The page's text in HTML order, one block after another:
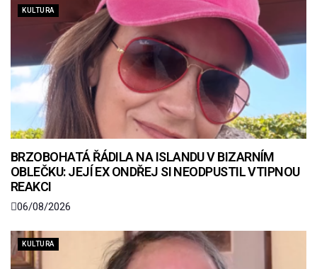
KULTURA
BRZOBOHATÁ ŘÁDILA NA ISLANDU V BIZARNÍM
OBLEČKU: JEJÍ EX ONDŘEJ SI NEODPUSTIL VTIPNOU
REAKCI
06/08/2026
KULTURA